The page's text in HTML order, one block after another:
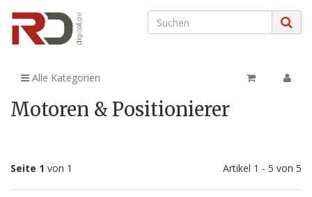
Alle Kategorien
Motoren & Positionierer
Seite 1 von 1 Artikel 1 - 5 von 5